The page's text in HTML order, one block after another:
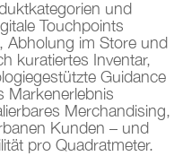
und
Touchpoints
Abholung im Store und
kuratiertes Inventar,
Guidance
Markenerlebnis
Merchandising,
Kunden – und
pro Quadratmeter.